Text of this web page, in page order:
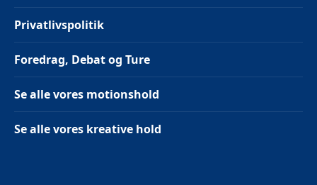
Privatlivspolitik
Foredrag, Debat og Ture
Se alle vores motionshold
Se alle vores kreative hold